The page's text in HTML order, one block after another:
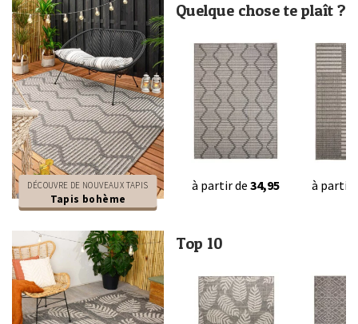
DÉCOUVRE DE NOUVEAUX TAPIS
Tapis bohème
Quelque chose te plaît ?
à partir de 34,95 à partir
Top 10